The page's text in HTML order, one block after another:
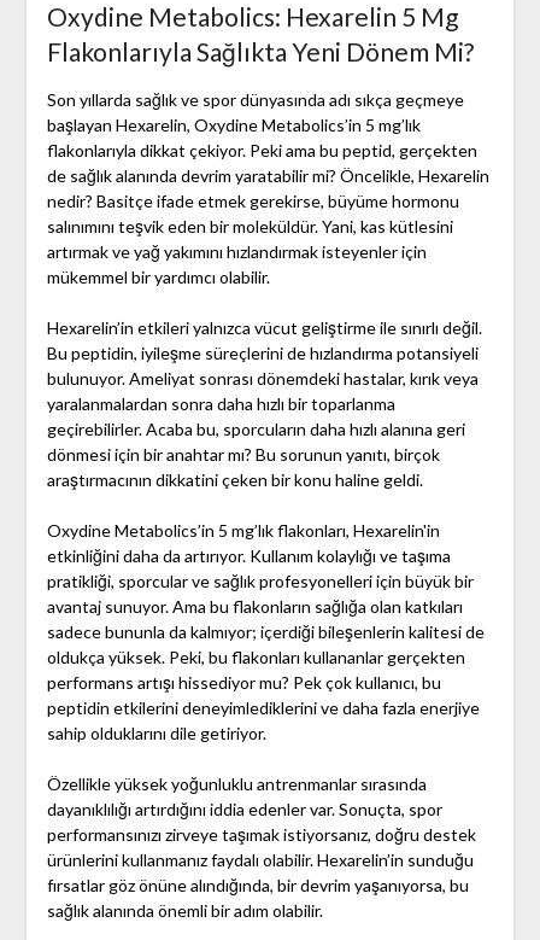
Oxydine Metabolics: Hexarelin 5 Mg
Flakonlarıyla Sağlıkta Yeni Dönem Mi?
Son yıllarda sağlık ve spor dünyasında adı sıkça geçmeye
başlayan Hexarelin, Oxydine Metabolics’in 5 mg’lık
flakonlarıyla dikkat çekiyor. Peki ama bu peptid, gerçekten
de sağlık alanında devrim yaratabilir mi? Öncelikle, Hexarelin
nedir? Basitçe ifade etmek gerekirse, büyüme hormonu
salınımını teşvik eden bir moleküldür. Yani, kas kütlesini
artırmak ve yağ yakımını hızlandırmak isteyenler için
mükemmel bir yardımcı olabilir.
Hexarelin’in etkileri yalnızca vücut geliştirme ile sınırlı değil.
Bu peptidin, iyileşme süreçlerini de hızlandırma potansiyeli
bulunuyor. Ameliyat sonrası dönemdeki hastalar, kırık veya
yaralanmalardan sonra daha hızlı bir toparlanma
geçirebilirler. Acaba bu, sporcuların daha hızlı alanına geri
dönmesi için bir anahtar mı? Bu sorunun yanıtı, birçok
araştırmacının dikkatini çeken bir konu haline geldi.
Oxydine Metabolics’in 5 mg’lık flakonları, Hexarelin'in
etkinliğini daha da artırıyor. Kullanım kolaylığı ve taşıma
pratikliği, sporcular ve sağlık profesyonelleri için büyük bir
avantaj sunuyor. Ama bu flakonların sağlığa olan katkıları
sadece bununla da kalmıyor; içerdiği bileşenlerin kalitesi de
oldukça yüksek. Peki, bu flakonları kullananlar gerçekten
performans artışı hissediyor mu? Pek çok kullanıcı, bu
peptidin etkilerini deneyimlediklerini ve daha fazla enerjiye
sahip olduklarını dile getiriyor.
Özellikle yüksek yoğunluklu antrenmanlar sırasında
dayanıklılığı artırdığını iddia edenler var. Sonuçta, spor
performansınızı zirveye taşımak istiyorsanız, doğru destek
ürünlerini kullanmanız faydalı olabilir. Hexarelin’in sunduğu
fırsatlar göz önüne alındığında, bir devrim yaşanıyorsa, bu
sağlık alanında önemli bir adım olabilir.